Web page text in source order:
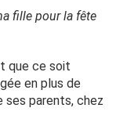
rien peux être je
les jeter comme
la parole.
fille pour la fête
que ce soit
en plus de
parents, chez